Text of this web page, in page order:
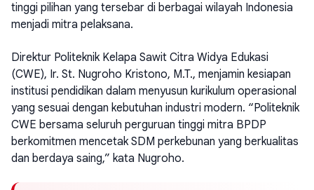
tinggi pilihan yang tersebar di berbagai wilayah Indonesia
menjadi mitra pelaksana.
Direktur Politeknik Kelapa Sawit Citra Widya Edukasi
(CWE), Ir. St. Nugroho Kristono, M.T., menjamin kesiapan
institusi pendidikan dalam menyusun kurikulum operasional
yang sesuai dengan kebutuhan industri modern. “Politeknik
CWE bersama seluruh perguruan tinggi mitra BPDP
berkomitmen mencetak SDM perkebunan yang berkualitas
dan berdaya saing,” kata Nugroho.